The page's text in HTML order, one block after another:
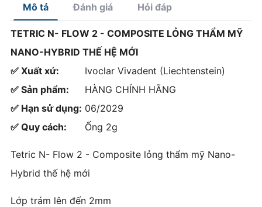
Mô tả Đánh giá Hỏi đáp
TETRIC N- FLOW 2 - COMPOSITE LỎNG THẨM MỸ
NANO-HYBRID THẾ HỆ MỚI
✅ Xuất xứ:
Ivoclar Vivadent (Liechtenstein)
✅ Sản phẩm:
HÀNG CHÍNH HÃNG
✅ Hạn sử dụng: 06/2029
✅ Quy cách:
Ống 2g
Tetric N- Flow 2 - Composite lỏng thẩm mỹ Nano-
Hybrid thế hệ mới
Lớp trám lên đến 2mm